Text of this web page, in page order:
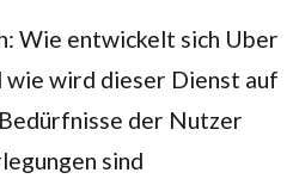
Wie entwickelt sich Uber
wird dieser Dienst auf
der Nutzer
sind